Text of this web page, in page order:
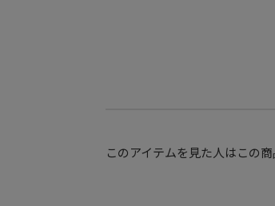
このアイテムを見た人はこの